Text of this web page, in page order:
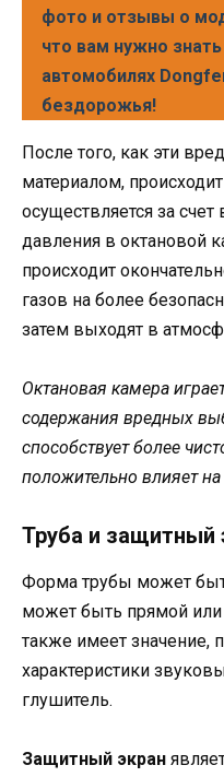
фото и отзывы о
что вам нужно
автомобилях
бездорожья!
После того, как эти
материалом,
осуществляется за
давления в октановой
происходит
газов на более
затем выходят в
Октановая камера
содержания вредных
способствует более
положительно влияет
Труба и защитный
Форма трубы может
может быть прямой
также имеет значение,
характеристики
глушитель.
Защитный экран